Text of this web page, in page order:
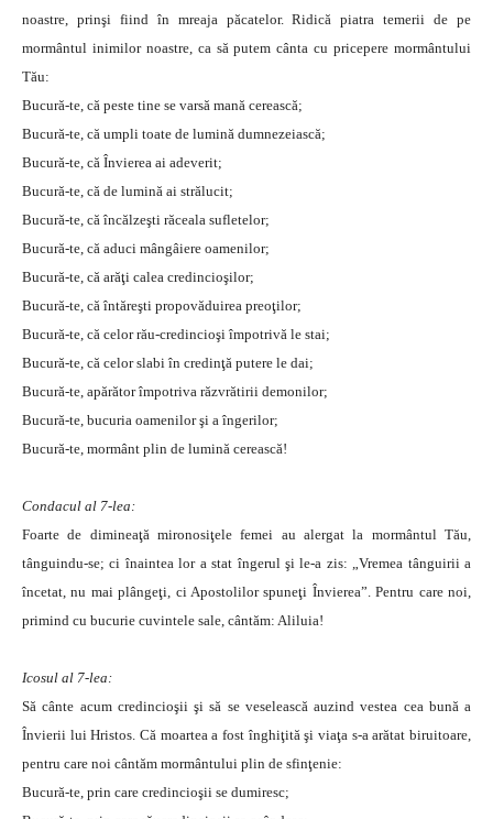
noastre, prinşi fiind în mreaja păcatelor. Ridică piatra temerii de pe
mormântul inimilor noastre, ca să putem cânta cu pricepere mormântului
Tău:
Bucură-te, că peste tine se varsă mană cerească;
Bucură-te, că umpli toate de lumină dumnezeiască;
Bucură-te, că Învierea ai adeverit;
Bucură-te, că de lumină ai strălucit;
Bucură-te, că încălzeşti răceala sufletelor;
Bucură-te, că aduci mângâiere oamenilor;
Bucură-te, că arăţi calea credincioşilor;
Bucură-te, că întăreşti propovăduirea preoţilor;
Bucură-te, că celor rău-credincioşi împotrivă le stai;
Bucură-te, că celor slabi în credinţă putere le dai;
Bucură-te, apărător împotriva răzvrătirii demonilor;
Bucură-te, bucuria oamenilor şi a îngerilor;
Bucură-te, mormânt plin de lumină cerească!
Condacul al 7-lea:
Foarte de dimineaţă mironosiţele femei au alergat la mormântul Tău,
tânguindu-se; ci înaintea lor a stat îngerul şi le-a zis: „Vremea tânguirii a
încetat, nu mai plângeţi, ci Apostolilor spuneţi Învierea”. Pentru care noi,
primind cu bucurie cuvintele sale, cântăm: Aliluia!
Icosul al 7-lea:
Să cânte acum credincioşii şi să se veselească auzind vestea cea bună a
Învierii lui Hristos. Că moartea a fost înghiţită şi viaţa s-a arătat biruitoare,
pentru care noi cântăm mormântului plin de sfinţenie:
Bucură-te, prin care credincioşii se dumiresc;